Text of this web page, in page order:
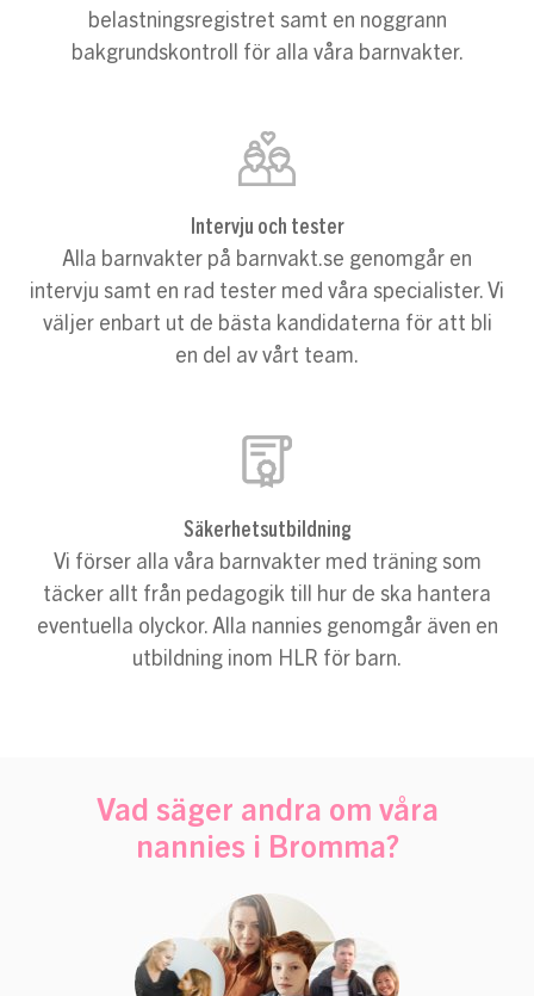
belastningsregistret samt en noggrann
bakgrundskontroll för alla våra barnvakter.
Intervju och tester
Alla barnvakter på barnvakt.se genomgår en
intervju samt en rad tester med våra specialister. Vi
väljer enbart ut de bästa kandidaterna för att bli
en del av vårt team.
Säkerhetsutbildning
Vi förser alla våra barnvakter med träning som
täcker allt från pedagogik till hur de ska hantera
eventuella olyckor. Alla nannies genomgår även en
utbildning inom HLR för barn.
Vad säger andra om våra
nannies i Bromma?